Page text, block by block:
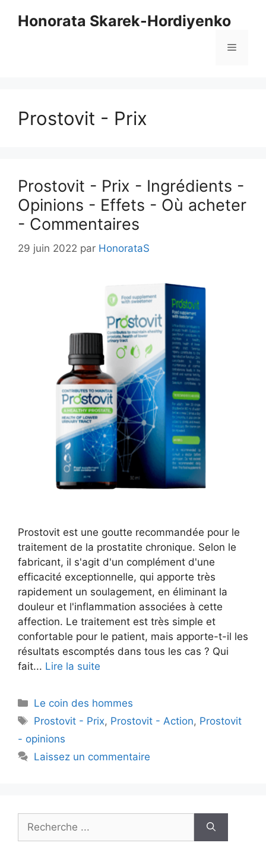
Honorata Skarek-Hordiyenko
Menu
Prostovit - Prix
Prostovit - Prix - Ingrédients -
Opinions - Effets - Où acheter
- Commentaires
29 juin 2022 par HonorataS
Prostovit est une goutte recommandée pour le
traitement de la prostatite chronique. Selon le
fabricant, il s'agit d'un complément d'une
efficacité exceptionnelle, qui apporte très
rapidement un soulagement, en éliminant la
douleur et l'inflammation associées à cette
affection. Le traitement est très simple et
confortable pour le patient, mais apporte-t-il les
résultats escomptés dans tous les cas ? Qui
fait... Lire la suite
Catégories
Le coin des hommes
Mots-
clés
Prostovit - Prix, Prostovit - Action, Prostovit
- opinions
Laissez un commentaire